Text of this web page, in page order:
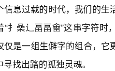
信息过载的时代，我们的生
“扌喿辶畐畐畬”这串字符
仅是一组生僻字的组合，
找出路的孤独灵魂。